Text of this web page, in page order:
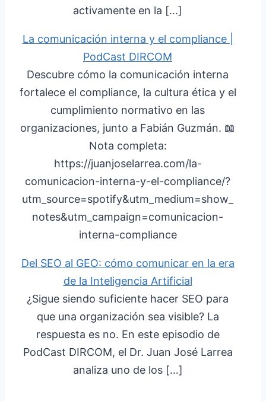
activamente en la […]
La comunicación interna y el compliance |
PodCast DIRCOM
Descubre cómo la comunicación interna
fortalece el compliance, la cultura ética y el
cumplimiento normativo en las
organizaciones, junto a Fabián Guzmán. 📖
Nota completa:
https://juanjoselarrea.com/la-
comunicacion-interna-y-el-compliance/?
utm_source=spotify&utm_medium=show_
notes&utm_campaign=comunicacion-
interna-compliance
Del SEO al GEO: cómo comunicar en la era
de la Inteligencia Artificial
¿Sigue siendo suficiente hacer SEO para
que una organización sea visible? La
respuesta es no. En este episodio de
PodCast DIRCOM, el Dr. Juan José Larrea
analiza uno de los […]